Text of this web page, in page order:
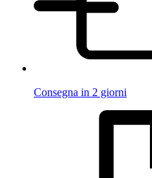
Consegna in 2 giorni